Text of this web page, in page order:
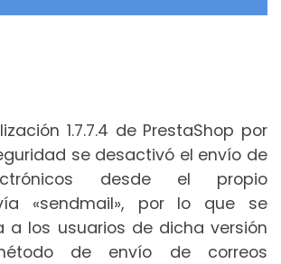
1.7.7.4 de PrestaShop por
se desactivó el envío de
desde el propio
«sendmail», por lo que se
a los usuarios de dicha versión
de envío de correos